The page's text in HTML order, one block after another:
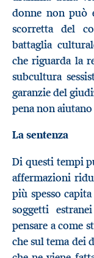
donne non può
scorretta del
battaglia
che riguarda la
subcultura
garanzie del
pena non
La sentenza
Di questi tempi
affermazioni
più spesso
soggetti
pensare a come
che sul tema dei